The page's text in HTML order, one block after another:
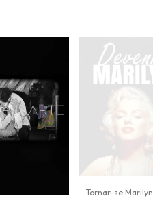
Tornar-se Marilyn